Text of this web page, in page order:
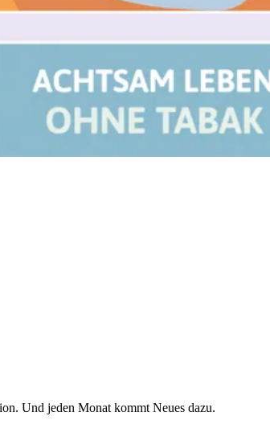
Und jeden Monat kommt Neues dazu.